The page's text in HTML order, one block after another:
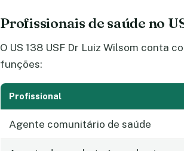
Profissionais de saúde no
O US 138 USF Dr Luiz Wilsom conta
funções:
Profissional
Agente comunitário de saúde